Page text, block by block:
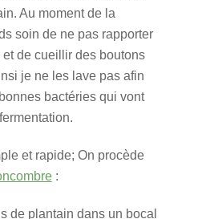
Au moment de la
soin de ne pas rapporter
de cueillir des boutons
je ne les lave pas afin
bactéries qui vont
et rapide; On procède
:
de plantain dans un bocal